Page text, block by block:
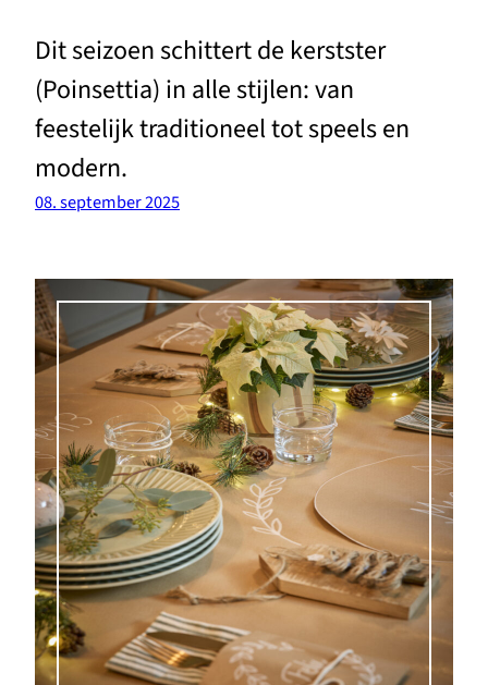
Dit seizoen schittert de kerstster
(Poinsettia) in alle stijlen: van
feestelijk traditioneel tot speels en
modern.
08. september 2025